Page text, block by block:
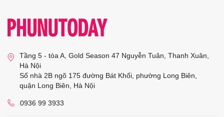
Tầng 5 - tòa A, Gold Season 47 Nguyễn Tuân, Thanh Xuân,
Hà Nội
Số nhà 2B ngõ 175 đường Bát Khối, phường Long Biên,
quận Long Biên, Hà Nội
0936 99 3933